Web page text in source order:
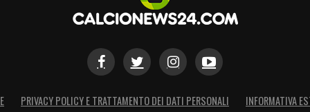
PRIVACY POLICY E TRATTAMENTO DEI DATI PERSONALI INFORMATIVA